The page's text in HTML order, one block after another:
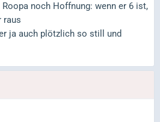
noch Hoffnung: wenn er 6 ist,
raus
ja auch plötzlich so still und